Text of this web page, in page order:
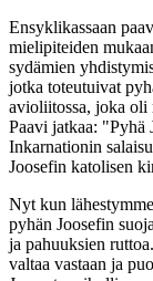
Ensyklikassaan
mielipiteiden
sydämien
jotka toteutuivat
avioliitossa, joka oli
Paavi jatkaa: "Pyhä
Inkarnationin
Joosefin katolisen
Nyt kun
pyhän Joosefin
ja pahuuksien
valtaa vastaan ja